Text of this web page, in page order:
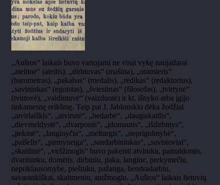
„Aušros“ laikais buvo vartojami ne visai vykę naujadarai
„ateitinė“ (ateitis), „dirbtuvas“ (mašina), „oramieris“
(barometras), „pakabas“ (medalis), „rėdikas“ (redaktorius),
„savininkas“ (egoistas), „šviesūnas“ (filosofas), „tvirtynė“
(tvirtovė), „vaidintuvė“ (vaizduotė) ir kt. išnyko arba įgijo
tinkamesnę reikšmę. Taip pat J. Jablonskio dėka žodžiai
„atvirlaiškis“, „atvirutė“, „bedarbė“, „daugiskaitlis“,
„dievmeldystė“, „dvarponis“, „įdomautis“, „išdirbinys“,
„įtekmė“, „langinyčia“, „melturgis“, „neprigulmybė“,
„paišelis“, „pirmyneiga“, „sandarbininkas“, „savistoviai“,
„skaitlinė“, „viršžmogis“ buvo pakeisti atviruku, pamaldomis,
dvarininku, domėtis, dirbiniu, įtaka, langine, prekymečiu,
nepriklausomybe, pieštuku, pažanga, bendradarbiu,
savarankiškai, skaitmeniu, antžmogiu. „Aušros“ laikais lietuvių